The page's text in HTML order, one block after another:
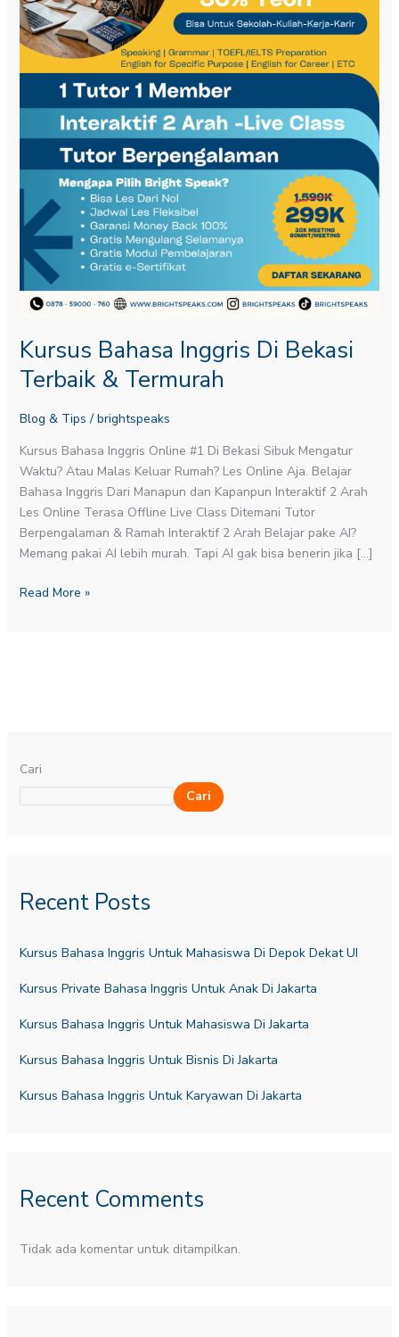
Kursus Bahasa Inggris Di Bekasi
Terbaik & Termurah
Blog & Tips / brightspeaks
Kursus Bahasa Inggris Online #1 Di Bekasi Sibuk Mengatur
Waktu? Atau Malas Keluar Rumah? Les Online Aja. Belajar
Bahasa Inggris Dari Manapun dan Kapanpun Interaktif 2 Arah
Les Online Terasa Offline Live Class Ditemani Tutor
Berpengalaman & Ramah Interaktif 2 Arah Belajar pake AI?
Memang pakai AI lebih murah. Tapi AI gak bisa benerin jika […]
Termurah
Read More »
Cari
Cari
Recent Posts
Kursus Bahasa Inggris Untuk Mahasiswa Di Depok Dekat UI
Kursus Private Bahasa Inggris Untuk Anak Di Jakarta
Kursus Bahasa Inggris Untuk Mahasiswa Di Jakarta
Kursus Bahasa Inggris Untuk Bisnis Di Jakarta
Kursus Bahasa Inggris Untuk Karyawan Di Jakarta
Recent Comments
Tidak ada komentar untuk ditampilkan.